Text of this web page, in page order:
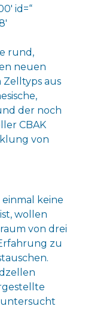
id=“
rund,
neuen
aus
der noch
CBAK
von
keine
wollen
von drei
zu